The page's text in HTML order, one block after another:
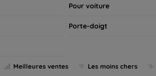
Pour voiture
Porte-doigt
Meilleures ventes Les moins chers